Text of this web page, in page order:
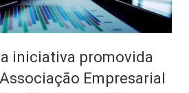
iniciativa promovida
Empresarial